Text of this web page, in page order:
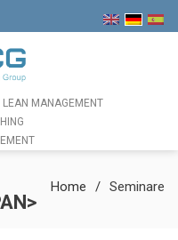
LEAN MANAGEMENT
Home Seminare